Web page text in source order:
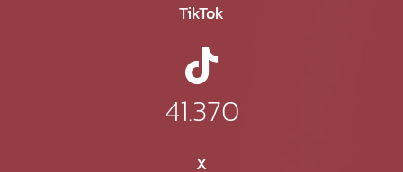
TikTok
41.370
X